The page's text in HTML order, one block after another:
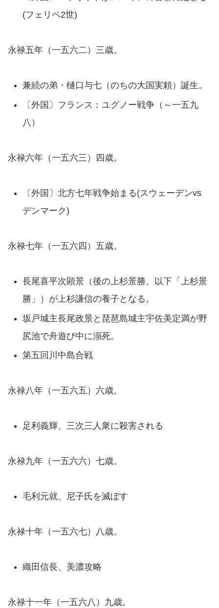
(フェリペ2世)
永禄五年（一五六二）三歳。
兼続の弟・樋口与七（のちの大国実頼）誕生。
〔外国〕フランス：ユグノー戦争（～一五九
八）
永禄六年（一五六三）四歳。
〔外国〕北方七年戦争始まる(スウェーデンvs
デンマーク)
永禄七年（一五六四）五歳。
長尾喜平次顕景（後の上杉景勝、以下「上杉景
勝」）が上杉謙信の養子となる。
坂戸城主長尾政景と琵琶島城主宇佐美定満が野
尻池で舟遊び中に溺死。
第五回川中島合戦
永禄八年（一五六五）六歳。
足利義輝、三次三人衆に殺害される
永禄九年（一五六六）七歳。
毛利元就、尼子氏を滅ぼす
永禄十年（一五六七）八歳。
織田信長、美濃攻略
永禄十一年（一五六八）九歳。